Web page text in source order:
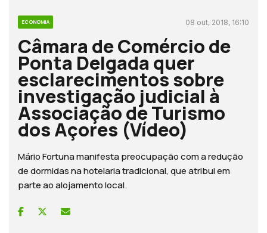
ECONOMIA 08 out, 2018, 16:10
Câmara de Comércio de
Ponta Delgada quer
esclarecimentos sobre
investigação judicial à
Associação de Turismo
dos Açores (Vídeo)
Mário Fortuna manifesta preocupação com a redução
de dormidas na hotelaria tradicional, que atribui em
parte ao alojamento local.